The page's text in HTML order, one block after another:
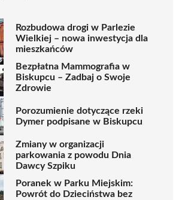
Rozbudowa drogi w Parlezie
Wielkiej – nowa inwestycja dla
mieszkańców
Bezpłatna Mammografia w
Biskupcu – Zadbaj o Swoje
Zdrowie
Porozumienie dotyczące rzeki
Dymer podpisane w Biskupcu
Zmiany w organizacji
parkowania z powodu Dnia
Dawcy Szpiku
Poranek w Parku Miejskim:
Powrót do Dzieciństwa bez